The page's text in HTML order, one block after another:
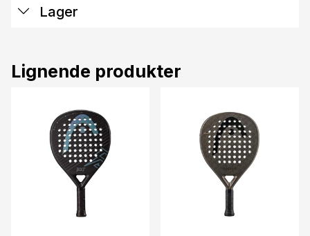
Lager
Lignende produkter